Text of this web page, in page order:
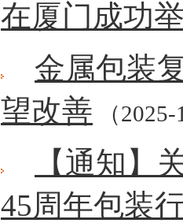
在厦门成功
金属包装
望改善 （
【通知】
45周年包装